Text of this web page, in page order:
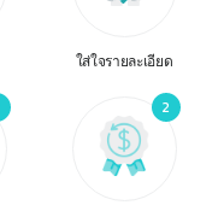
ใส่ใจรายละเอียด
2